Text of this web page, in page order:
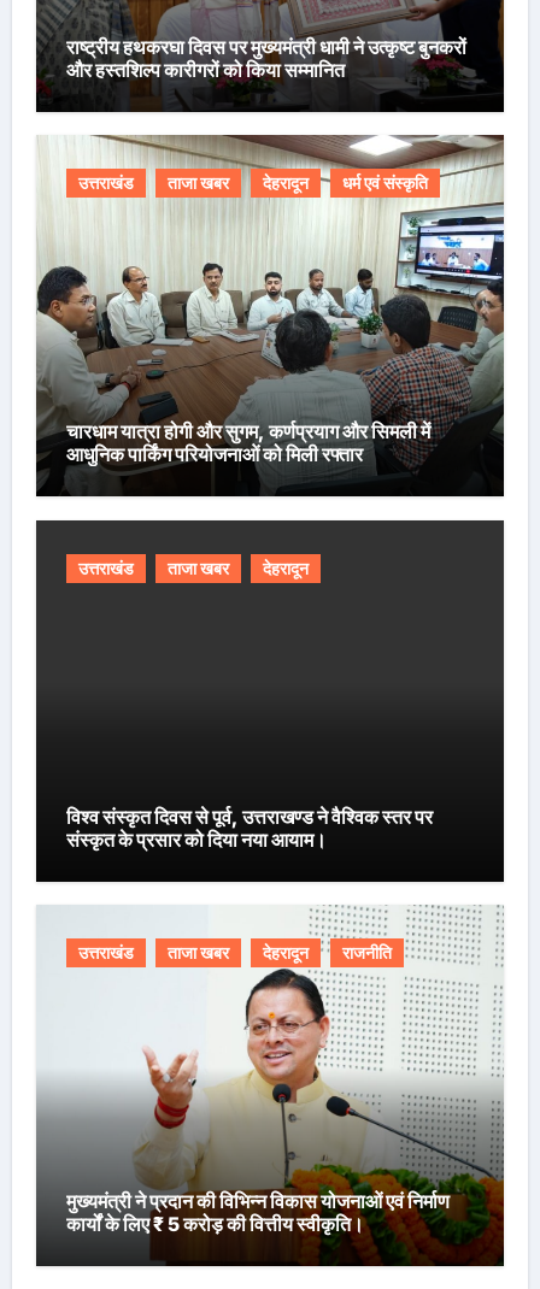
राष्ट्रीय हथकरघा दिवस पर मुख्यमंत्री धामी ने उत्कृष्ट बुनकरों
और हस्तशिल्प कारीगरों को किया सम्मानित
उत्तराखंड ताजा खबर देहरादून धर्म एवं संस्कृति
चारधाम यात्रा होगी और सुगम, कर्णप्रयाग और सिमली में
आधुनिक पार्किंग परियोजनाओं को मिली रफ्तार
उत्तराखंड ताजा खबर देहरादून
विश्व संस्कृत दिवस से पूर्व, उत्तराखण्ड ने वैश्विक स्तर पर
संस्कृत के प्रसार को दिया नया आयाम।
उत्तराखंड ताजा खबर देहरादून राजनीति
मुख्यमंत्री ने प्रदान की विभिन्न विकास योजनाओं एवं निर्माण
कार्यों के लिए ₹ 5 करोड़ की वित्तीय स्वीकृति।